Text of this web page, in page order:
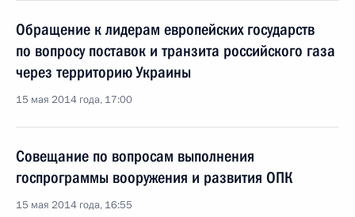
Обращение к лидерам европейских государств
по вопросу поставок и транзита российского газа
через территорию Украины
15 мая 2014 года, 17:00
Совещание по вопросам выполнения
госпрограммы вооружения и развития ОПК
15 мая 2014 года, 16:55